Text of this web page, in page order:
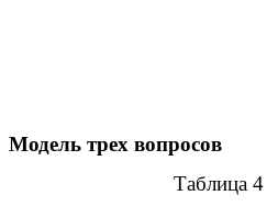
Модель трех вопросов
Таблица 4